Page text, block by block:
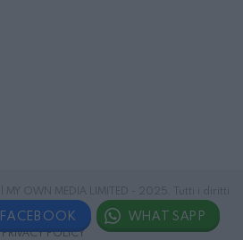
riservati.
PRIVACY POLICY
FACEBOOK WHATSAPP